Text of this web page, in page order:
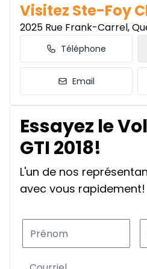
Visitez Ste-Foy
2025 Rue Frank-Carrel,
Téléphone
Email
Essayez le
GTI 2018!
L'un de nos
avec vous rapidement!